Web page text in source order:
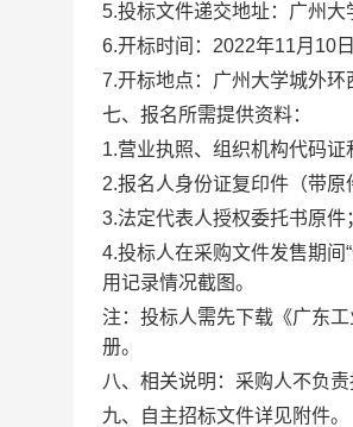
5.投标文件递交地址：广州大
6.开标时间：2022年11月10
7.开标地点：广州大学城外环
七、报名所需提供资料：
1.营业执照、组织机构代码证
2.报名人身份证复印件（带原
3.法定代表人授权委托书原件
4.投标人在采购文件发售期间
用记录情况截图。
注：投标人需先下载《广东
册。
八、相关说明：采购人不负
九、自主招标文件详见附件